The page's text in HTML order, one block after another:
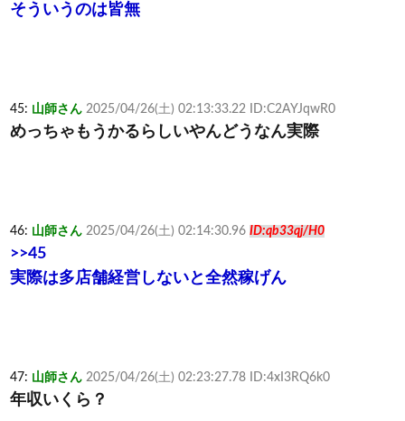
そういうのは皆無
45: 山師さん 2025/04/26(土) 02:13:33.22 ID:C2AYJqwR0
めっちゃもうかるらしいやんどうなん実際
46: 山師さん 2025/04/26(土) 02:14:30.96 ID:qb33qj/H0
>>45
実際は多店舗経営しないと全然稼げん
47: 山師さん 2025/04/26(土) 02:23:27.78 ID:4xI3RQ6k0
年収いくら？